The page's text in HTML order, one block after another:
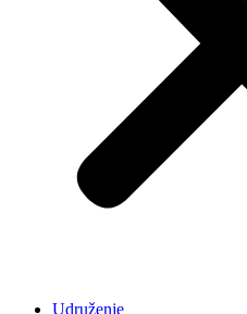
Udruženje